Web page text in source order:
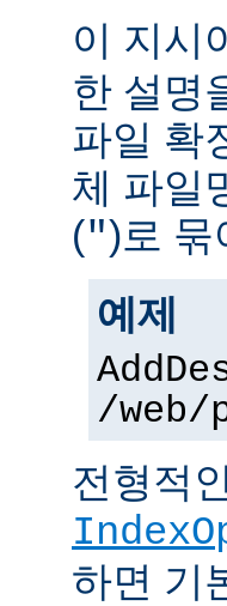
이 지시
한 설명
파일 확
체 파일
(")로 묶
예제
/
전형적
하면 기